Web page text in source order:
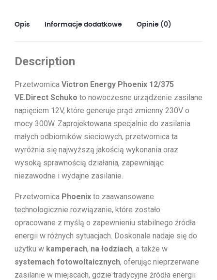
Opis Informacje dodatkowe Opinie (0)
Description
Przetwornica Victron Energy Phoenix 12/375
VE.Direct Schuko to nowoczesne urządzenie zasilane
napięciem 12V, które generuje prąd zmienny 230V o
mocy 300W. Zaprojektowana specjalnie do zasilania
małych odbiorników sieciowych, przetwornica ta
wyróżnia się najwyższą jakością wykonania oraz
wysoką sprawnością działania, zapewniając
niezawodne i wydajne zasilanie.
Przetwornica Phoenix to zaawansowane
technologicznie rozwiązanie, które zostało
opracowane z myślą o zapewnieniu stabilnego źródła
energii w różnych sytuacjach. Doskonale nadaje się do
użytku w kamperach, na łodziach, a także w
systemach fotowoltaicznych, oferując nieprzerwane
zasilanie w miejscach, gdzie tradycyjne źródła energii